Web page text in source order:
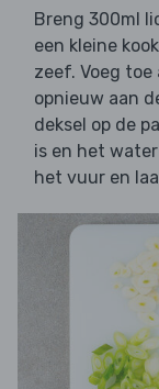
Breng 300ml
een kleine
zeef. Voeg
opnieuw aan
deksel op de
is en het
het vuur en